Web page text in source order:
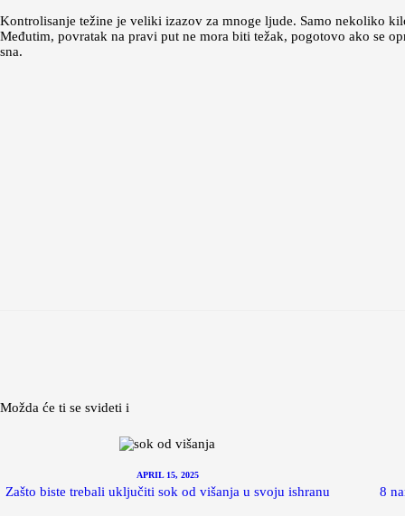
Kontrolisanje težine je veliki izazov za mnoge ljude. Samo nekoliko
Međutim, povratak na pravi put ne mora biti težak, pogotovo ako se
sna.
Možda će ti se svideti i
APRIL 15, 2025
Zašto biste trebali uključiti sok od višanja u svoju ishranu 8